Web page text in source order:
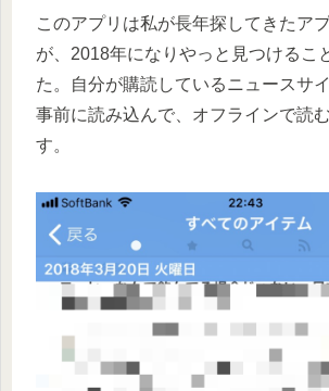
このアプリは私が長年探してきたア
が、2018年になりやっと見つけるこ
た。自分が購読しているニュースサ
事前に読み込んで、オフラインで読
す。